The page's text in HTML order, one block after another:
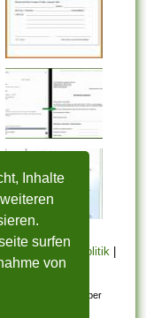
Inhalte
surfen
von
Cookie Politik|
| Kontakt
Copyright-Inhaber
Bilder sind für den